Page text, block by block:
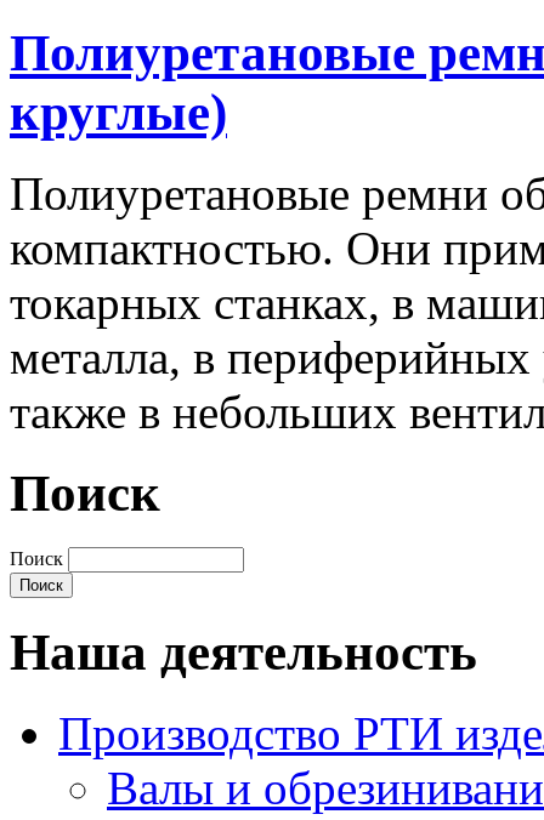
Полиуретановые
круглые)
Полиуретановые ремни
компактностью. Они
токарных станках, в
металла, в периферийных
также в небольших
Поиск
Поиск
Наша деятельность
Производство РТИ
Валы и